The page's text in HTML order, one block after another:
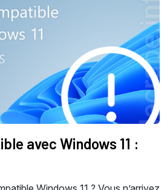
avec Windows 11 :